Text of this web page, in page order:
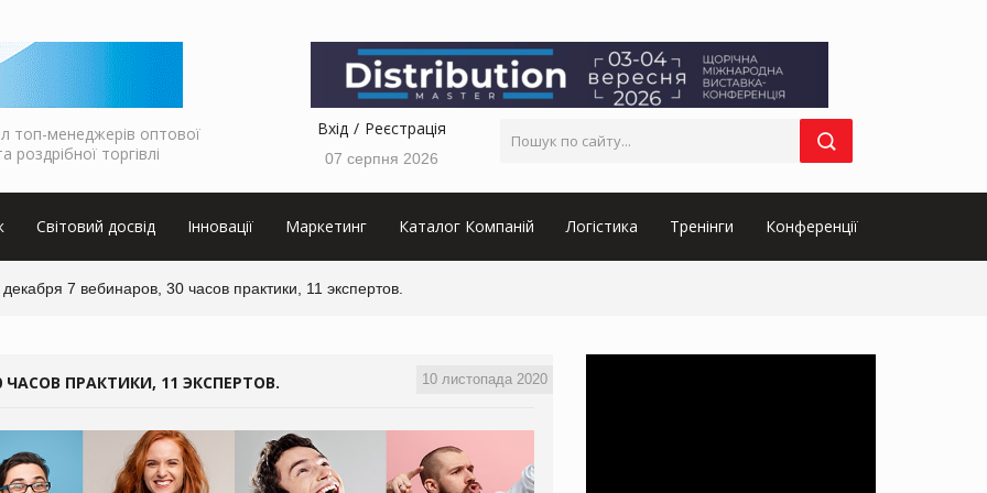
топ-менеджерів оптової
роздрібної торгівлі
Вхід Реєстрація
07 серпня 2026
Світовий досвід Інновації Маркетинг Каталог Компаній Логістика Тренінги Конференції
7 вебинаров, 30 часов практики, 11 экспертов.
10 листопада 2020
ЧАСОВ ПРАКТИКИ, 11 ЭКСПЕРТОВ.